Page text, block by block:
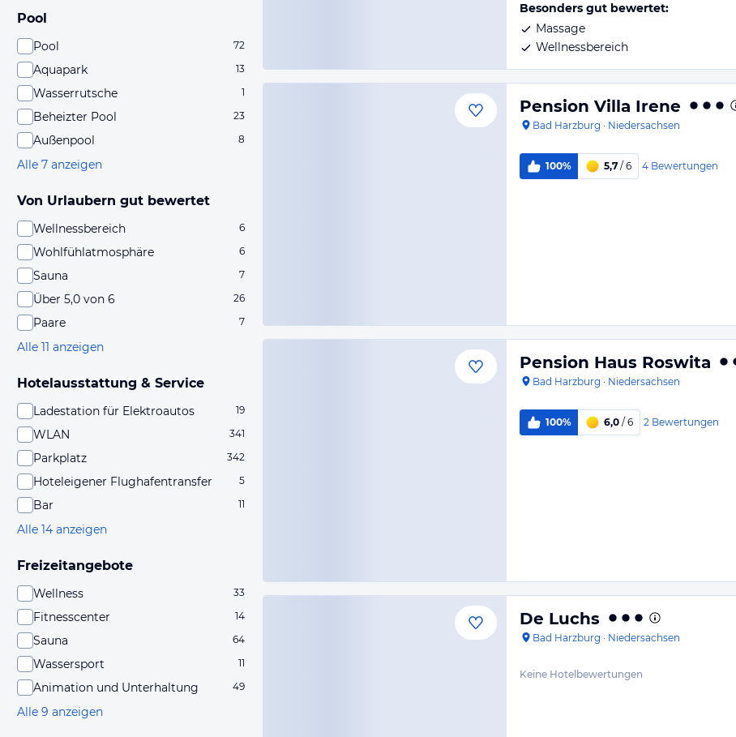
Pool
Pool 72
Aquapark 13
Wasserrutsche 1
Beheizter Pool 23
Außenpool 8
Alle 7 anzeigen
Von Urlaubern gut bewertet
Wellnessbereich 6
Wohlfühlatmosphäre 6
Sauna 7
Über 5,0 von 6 26
Paare 7
Alle 11 anzeigen
Hotelausstattung & Service
Ladestation für Elektroautos 19
WLAN 341
Parkplatz 342
Hoteleigener Flughafentransfer 5
Bar 11
Alle 14 anzeigen
Freizeitangebote
Wellness 33
Fitnesscenter 14
Sauna 64
Wassersport 11
Animation und Unterhaltung 49
Alle 9 anzeigen
Besonders gut bewertet:
Massage
Wellnessbereich
Pension Villa Irene
Bad Harzburg · Niedersachsen
100% 5,7 / 6 4 Bewertungen
Pension Haus Roswita
Bad Harzburg · Niedersachsen
100% 6,0 / 6 2 Bewertungen
De Luchs
Bad Harzburg · Niedersachsen
Keine Hotelbewertungen